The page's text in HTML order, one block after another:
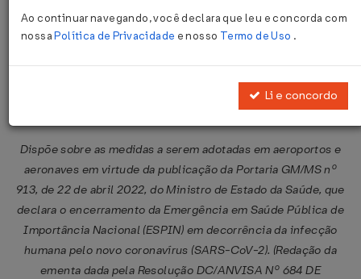
Resolução ANVISA/DC Nº 456 DE
Dispõe sobre as medidas a serem adotadas em aeroportos e
aeronaves em virtude da publicação da Portaria GM/MS nº
913, de 22 de abril 2022, do Ministro de Estado da Saúde, que
declara o encerramento da Emergência em Saúde Pública de
Importância Nacional (ESPIN) em decorrência da infecção
humana pelo novo coronavírus (SARS-CoV-2). (Redação da
ementa dada pela Resolução DC/ANVISA Nº 684 DE
Ao continuar navegando, você declara que leu e concorda com
nossaPolítica de Privacidade e nosso Termo de Uso .
Li e concordo